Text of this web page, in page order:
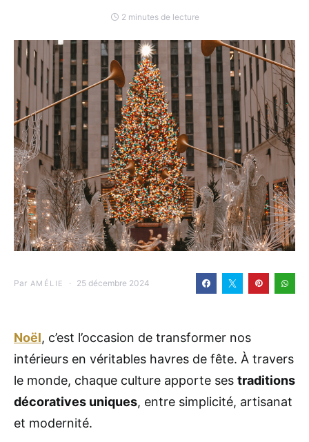
2 minutes de lecture
Par AMÉLIE 25 décembre 2024
Noël, c’est l’occasion de transformer nos
intérieurs en véritables havres de fête. À travers
le monde, chaque culture apporte ses traditions
décoratives uniques, entre simplicité, artisanat
et modernité.